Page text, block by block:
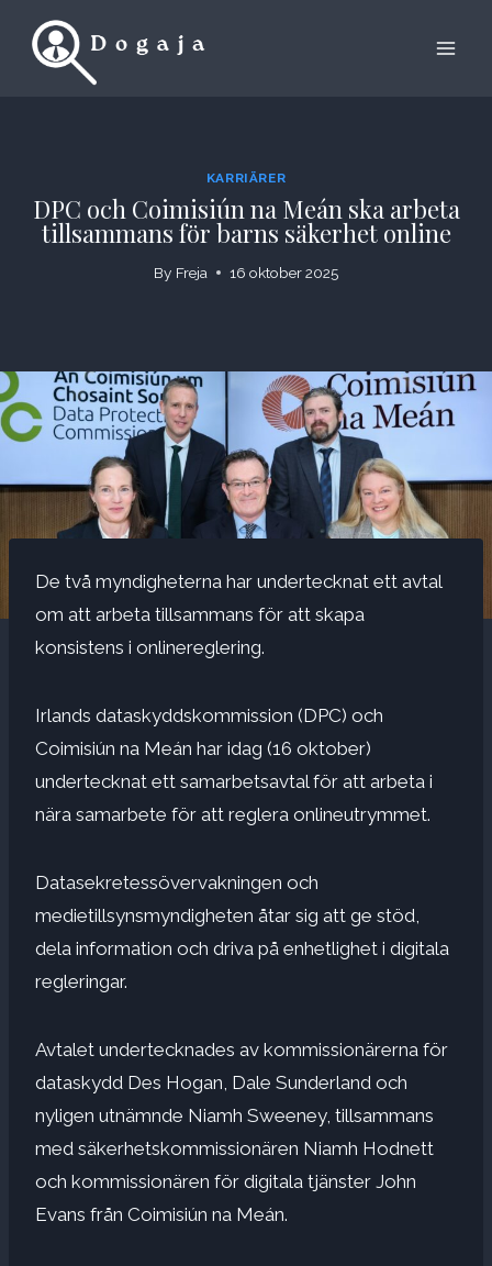
KARRIÄRER
DPC och Coimisiún na Meán ska arbeta
tillsammans för barns säkerhet online
By Freja 16 oktober 2025
De två myndigheterna har undertecknat ett avtal
om att arbeta tillsammans för att skapa
konsistens i onlinereglering.
Irlands dataskyddskommission (DPC) och
Coimisiún na Meán har idag (16 oktober)
undertecknat ett samarbetsavtal för att arbeta i
nära samarbete för att reglera onlineutrymmet.
Datasekretessövervakningen och
medietillsynsmyndigheten åtar sig att ge stöd,
dela information och driva på enhetlighet i digitala
regleringar.
Avtalet undertecknades av kommissionärerna för
dataskydd Des Hogan, Dale Sunderland och
nyligen utnämnde Niamh Sweeney, tillsammans
med säkerhetskommissionären Niamh Hodnett
och kommissionären för digitala tjänster John
Evans från Coimisiún na Meán.